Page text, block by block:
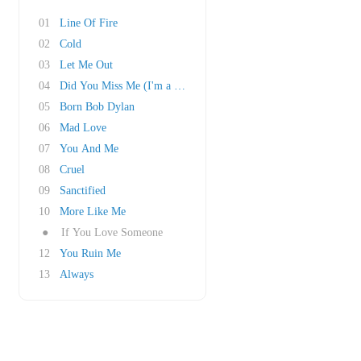
01
Line Of Fire
02
Cold
03
Let Me Out
04
Did You Miss Me (I'm a Veronica)
05
Born Bob Dylan
06
Mad Love
07
You And Me
08
Cruel
09
Sanctified
10
More Like Me
●
If You Love Someone
12
You Ruin Me
13
Always